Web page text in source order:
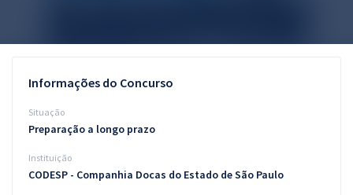
Conteúdo gratuito
Blog
Informações do Concurso
Situação
Preparação a longo prazo
Instituição
CODESP - Companhia Docas do Estado de São Paulo